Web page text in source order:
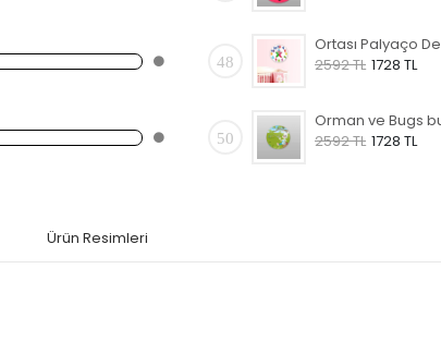
48
2592 TL 1728 TL
50
2592 TL 1728 TL
Ürün Resimleri